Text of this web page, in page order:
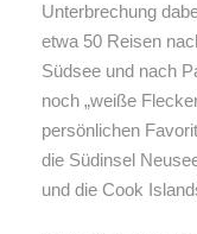
Unterbrechung
etwa 50 Reisen
Südsee und nach
noch „weiße
persönlichen
die Südinsel
und die Cook